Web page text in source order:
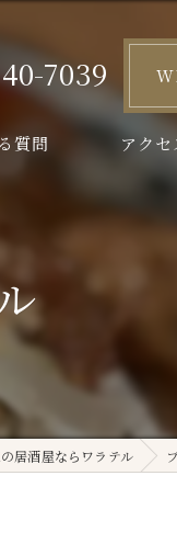
7039
質問 アクセ
居酒屋ならワラテル